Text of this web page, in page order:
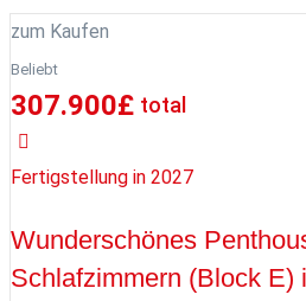
zum Kaufen
Beliebt
307.900£ total
Fertigstellung in 2027
Wunderschönes
Schlafzimmern (Block E)